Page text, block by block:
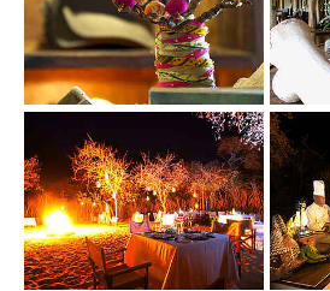
Show